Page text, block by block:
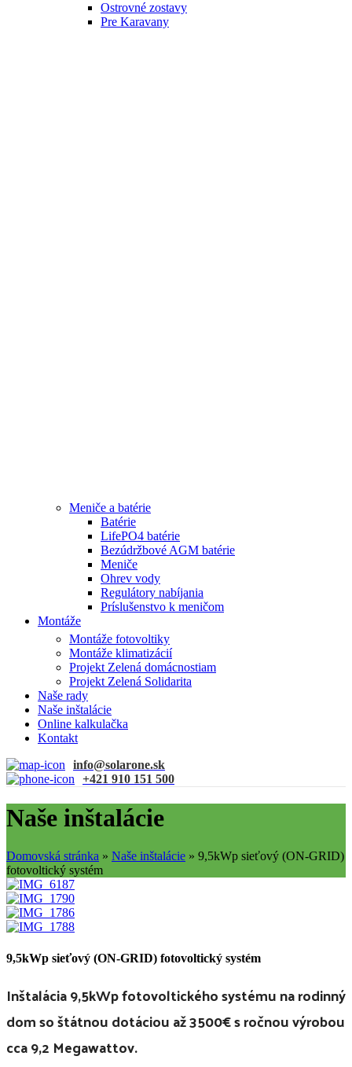
Ostrovné zostavy
Pre Karavany
Meniče a batérie
Batérie
LifePO4 batérie
Bezúdržbové AGM batérie
Meniče
Ohrev vody
Regulátory nabíjania
Príslušenstvo k meničom
Montáže
Montáže fotovoltiky
Montáže klimatizácií
Projekt Zelená domácnostiam
Projekt Zelená Solidarita
Naše rady
Naše inštalácie
Online kalkulačka
Kontakt
info@solarone.sk
+421 910 151 500
Naše inštalácie
Domovská stránka » Naše inštalácie » 9,5kWp sieťový (ON-GRID)
fotovoltický systém
9,5kWp sieťový (ON-GRID) fotovoltický systém
Inštalácia 9,5kWp fotovoltického systému na rodinný
dom so štátnou dotáciou až 3500€ s ročnou výrobou
cca 9,2 Megawattov.